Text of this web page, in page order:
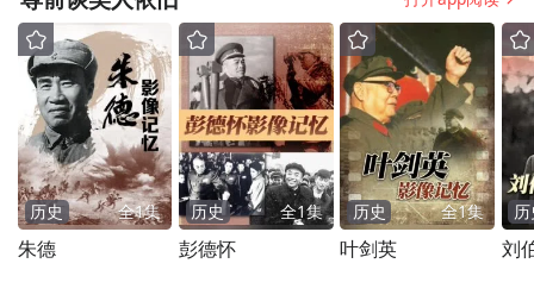
历史 全1集
朱德
历史 全1集
彭德怀
历史 全1集
叶剑英 刘